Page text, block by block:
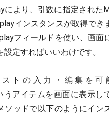
により、引数に指定された
インスタンスが取得でき
フィールドを使い、画面
定すればいいわけです。
トの入力・編集を可
うアイテムを画面に表示し
ソッドで以下のようにイン